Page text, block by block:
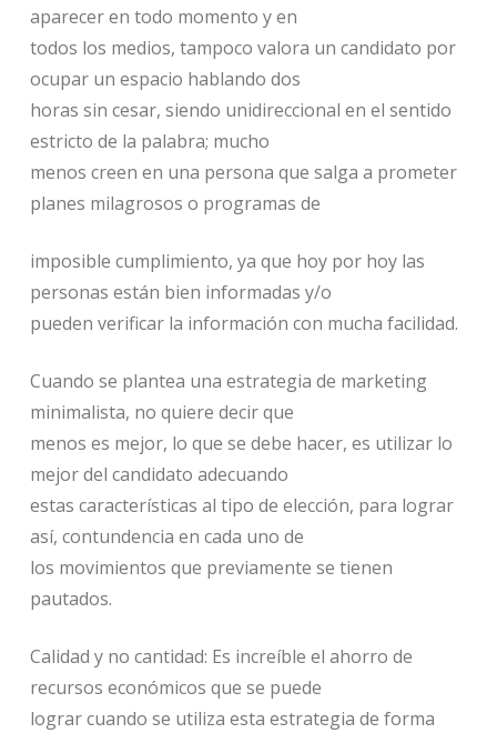
aparecer en todo momento y en
todos los medios, tampoco valora un candidato por
ocupar un espacio hablando dos
horas sin cesar, siendo unidireccional en el sentido
estricto de la palabra; mucho
menos creen en una persona que salga a prometer
planes milagrosos o programas de
imposible cumplimiento, ya que hoy por hoy las
personas están bien informadas y/o
pueden verificar la información con mucha facilidad.
Cuando se plantea una estrategia de marketing
minimalista, no quiere decir que
menos es mejor, lo que se debe hacer, es utilizar lo
mejor del candidato adecuando
estas características al tipo de elección, para lograr
así, contundencia en cada uno de
los movimientos que previamente se tienen
pautados.
Calidad y no cantidad: Es increíble el ahorro de
recursos económicos que se puede
lograr cuando se utiliza esta estrategia de forma